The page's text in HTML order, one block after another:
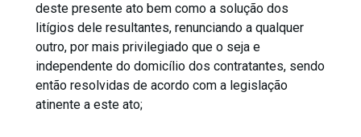
deste presente ato bem como a solução dos
litígios dele resultantes, renunciando a qualquer
outro, por mais privilegiado que o seja e
independente do domicílio dos contratantes, sendo
então resolvidas de acordo com a legislação
atinente a este ato;